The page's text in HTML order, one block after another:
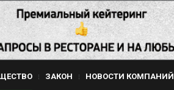
ЗАКОН НОВОСТИ КОМПАНИЙ